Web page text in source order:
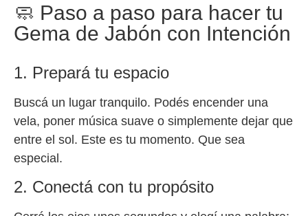
🧼 Paso a paso para hacer tu
Gema de Jabón con Intención
1. Prepará tu espacio
Buscá un lugar tranquilo. Podés encender una
vela, poner música suave o simplemente dejar que
entre el sol. Este es tu momento. Que sea
especial.
2. Conectá con tu propósito